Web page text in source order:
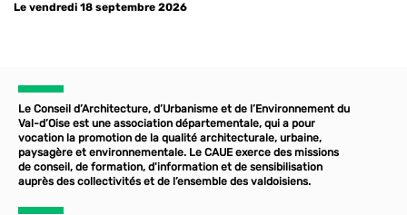
Le vendredi 18 septembre 2026
Le Conseil d’Architecture, d’Urbanisme et de l’Environnement du
Val-d’Oise est une association départementale, qui a pour
vocation la promotion de la qualité architecturale, urbaine,
paysagère et environnementale. Le CAUE exerce des missions
de conseil, de formation, d'information et de sensibilisation
auprès des collectivités et de l’ensemble des valdoisiens.